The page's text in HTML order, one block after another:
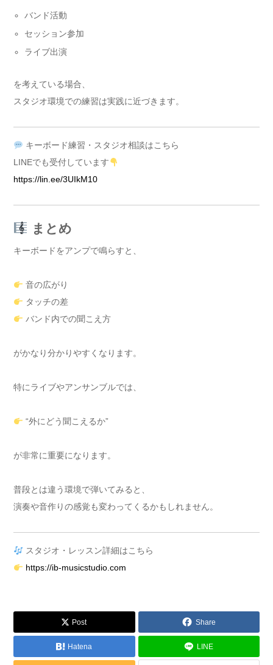
バンド活動
セッション参加
ライブ出演
を考えている場合、
スタジオ環境での練習は実践に近づきます。
キーボード練習・スタジオ相談はこちら
LINEでも受付しています
https://lin.ee/3UIkM10
まとめ
キーボードをアンプで鳴らすと、
音の広がり
タッチの差
バンド内での聞こえ方
がかなり分かりやすくなります。
特にライブやアンサンブルでは、
“外にどう聞こえるか”
が非常に重要になります。
普段とは違う環境で弾いてみると、
演奏や音作りの感覚も変わってくるかもしれません。
スタジオ・レッスン詳細はこちら
https://ib-musicstudio.com
Post Share
Hatena LINE